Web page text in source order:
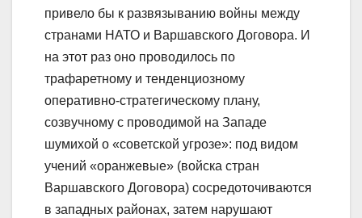
привело бы к развязыванию войны между
странами НАТО и Варшавского Договора. И
на этот раз оно проводилось по
трафаретному и тенденциозному
оперативно-стратегическому плану,
созвучному с проводимой на Западе
шумихой о «советской угрозе»: под видом
учений «оранжевые» (войска стран
Варшавского Договора) сосредоточиваются
в западных районах, затем нарушают